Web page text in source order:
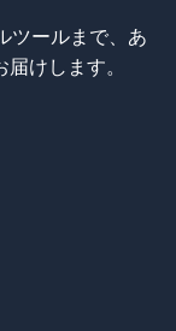
ツールまで、あ
けします。